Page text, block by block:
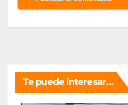
Te puede interesar...